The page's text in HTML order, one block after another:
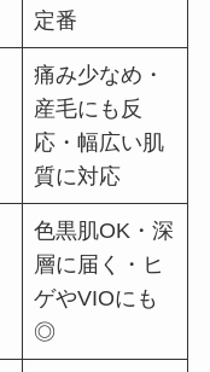
定番
痛み少なめ・
産毛にも反
応・幅広い肌
質に対応
色黒肌OK・深
層に届く・ヒ
ゲやVIOにも
◎